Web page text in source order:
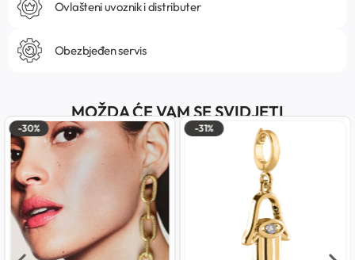
Ovlašteni uvoznik i distributer
Obezbjeđen servis
MOŽDA ĆE VAM SE SVIDJETI
-30% -31%